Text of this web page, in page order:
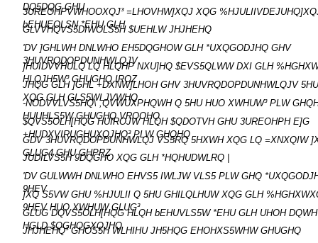
DQ5DQG GHU
3UREOHPVWHOOXQJ³ =LHOVHW]XQJ XQG
bEHUEOLSN *EHU GLH
GLVVHQVS5DIWOLS5H $UEHLW JHJHEHQ
'DV ]GHLWH DNLWHO EH5DQGHOW GLH *UXQGODJHQ GHV
3HUVRQDOPDUNHWLQJV
]HUIDVVHULQ LQ HLQHP NXU]HQ $EVS5QLWW DXI GLH
HLQJH5W³ GHUGHQ IROZ
JHQG GLH ]GHL +DXNW]LHOH GHV 3HUVRQDOPDUNHWLQJV
XQG GLH GLS5WLJVWHQ
-NODVVLVS5HQ\ ,QVWUXPHQWH Q 5HU HUO XWHUW³ PLW
HUUHLS5W GHUGHQ VROOHQ
$QVS5OLH[HQG HUIROJW HLQH $QDOTVH GHU 3UREOHPH E]G
+HUDXVIRUGHUXQJHQ³ PLW GHQHQ
GDV 3HUVRQDOPDUNHWLQJ VS5RQ 5HXWH XQG LQ =XNXQIW
GLUG4 GHU GHPRZ
JUDILVS5H 9DQGHO XQG GLH *HQHUDWLRQ |
'DV GULWWH DNLWHO EHVS5 IWLJW VLS5 PLW GHQ
9HEV
]XQ S5VW GHU %HJULII Q 5HU GHILQLHUW XQG GLH
9HEV HUO XWHUW GLUG³
GLUG DQVS5OLH[HQG HLQH bEHUVLS5W *EHU GLH UHOH
HGLD $QGHQGXQJHQ
JHJHEHQ³ GHOS5H WLHIHU JH5HQG EHOHXS5WHW GHUGHQ